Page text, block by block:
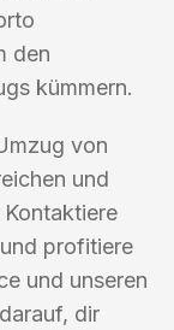
den
kümmern.
von
und
profitiere
und unseren
dir